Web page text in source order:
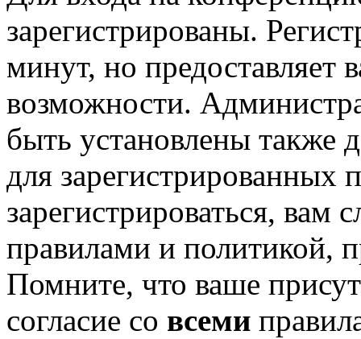
зарегистрированы.
минут, но предоставляет
возможности.
быть установлены также
для зарегистрированных
зарегистрироваться, вам
правилами и политикой,
Помните, что ваше
согласие со всеми